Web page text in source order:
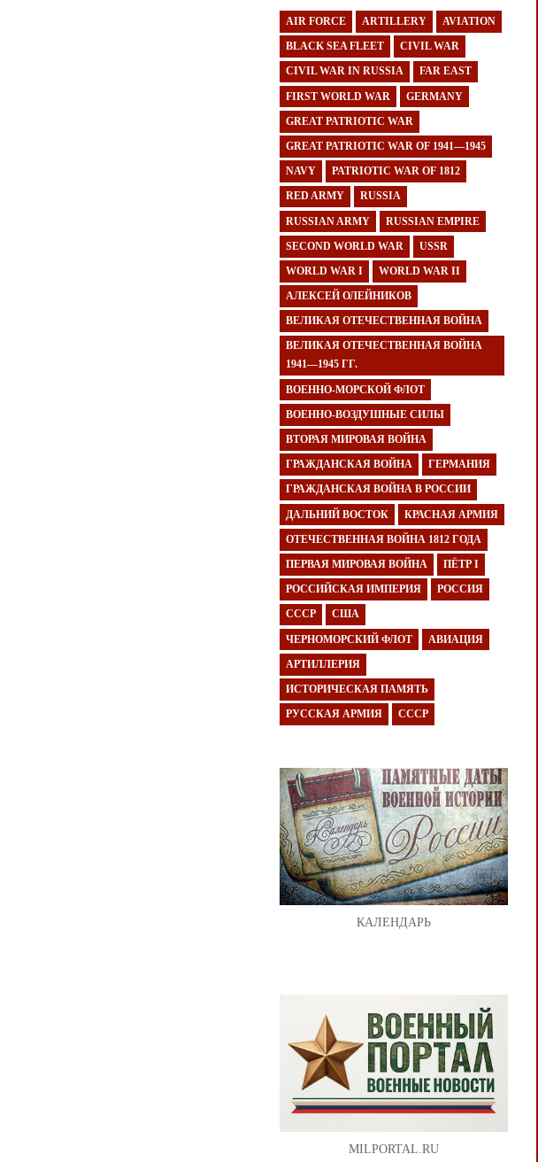
AIR FORCE ARTILLERY AVIATION
BLACK SEA FLEET CIVIL WAR
CIVIL WAR IN RUSSIA FAR EAST
FIRST WORLD WAR GERMANY
GREAT PATRIOTIC WAR
GREAT PATRIOTIC WAR OF 1941—1945
NAVY PATRIOTIC WAR OF 1812
RED ARMY RUSSIA
RUSSIAN ARMY RUSSIAN EMPIRE
SECOND WORLD WAR USSR
WORLD WAR I WORLD WAR II
АЛЕКСЕЙ ОЛЕЙНИКОВ
ВЕЛИКАЯ ОТЕЧЕСТВЕННАЯ ВОЙНА
ВЕЛИКАЯ ОТЕЧЕСТВЕННАЯ ВОЙНА
1941—1945 ГГ.
ВОЕННО-МОРСКОЙ ФЛОТ
ВОЕННО-ВОЗДУШНЫЕ СИЛЫ
ВТОРАЯ МИРОВАЯ ВОЙНА
ГРАЖДАНСКАЯ ВОЙНА ГЕРМАНИЯ
ГРАЖДАНСКАЯ ВОЙНА В РОССИИ
ДАЛЬНИЙ ВОСТОК КРАСНАЯ АРМИЯ
ОТЕЧЕСТВЕННАЯ ВОЙНА 1812 ГОДА
ПЕРВАЯ МИРОВАЯ ВОЙНА ПЁТР I
РОССИЙСКАЯ ИМПЕРИЯ РОССИЯ
СССР США
ЧЕРНОМОРСКИЙ ФЛОТ АВИАЦИЯ
АРТИЛЛЕРИЯ
ИСТОРИЧЕСКАЯ ПАМЯТЬ
РУССКАЯ АРМИЯ СССР
КАЛЕНДАРЬ
MILPORTAL.RU